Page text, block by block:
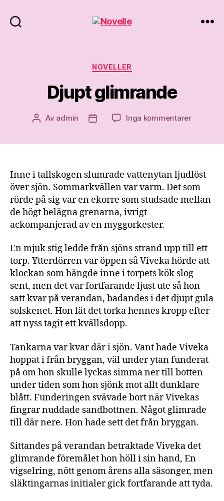
Kategorier
NOVELLER
Djupt glimrande
Inläggsförfattare
Av admin InläggsdatumInga kommentarertill
Inne i tallskogen slumrade vattenytan ljudlöst
över sjön. Sommarkvällen var varm. Det som
rörde på sig var en ekorre som studsade mellan
de högt belägna grenarna, ivrigt
ackompanjerad av en myggorkester.
En mjuk stig ledde från sjöns strand upp till ett
torp. Ytterdörren var öppen så Viveka hörde att
klockan som hängde inne i torpets kök slog
sent, men det var fortfarande ljust ute så hon
satt kvar på verandan, badandes i det djupt gula
solskenet. Hon lät det torka hennes kropp efter
att nyss tagit ett kvällsdopp.
Tankarna var kvar där i sjön. Vant hade Viveka
hoppat i från bryggan, väl under ytan funderat
på om hon skulle lyckas simma ner till botten
under tiden som hon sjönk mot allt dunklare
blått. Funderingen svävade bort när Vivekas
fingrar nuddade sandbottnen. Något glimrade
till där nere. Hon hade sett det från bryggan.
Sittandes på verandan betraktade Viveka det
glimrande föremålet hon höll i sin hand, En
vigselring, nött genom årens alla säsonger, men
släktingarnas initialer gick fortfarande att tyda.